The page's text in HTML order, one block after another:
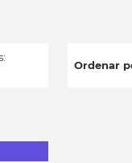
Ordenar